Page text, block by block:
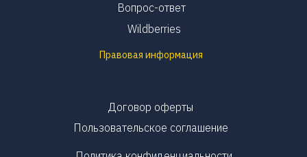
Вопрос-ответ
Правовая информация
Договор оферты
Пользовательское соглашение
Wildberries